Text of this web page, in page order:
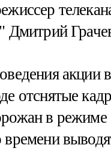
Дмитрий
акции
отснятые
в режиме
времени